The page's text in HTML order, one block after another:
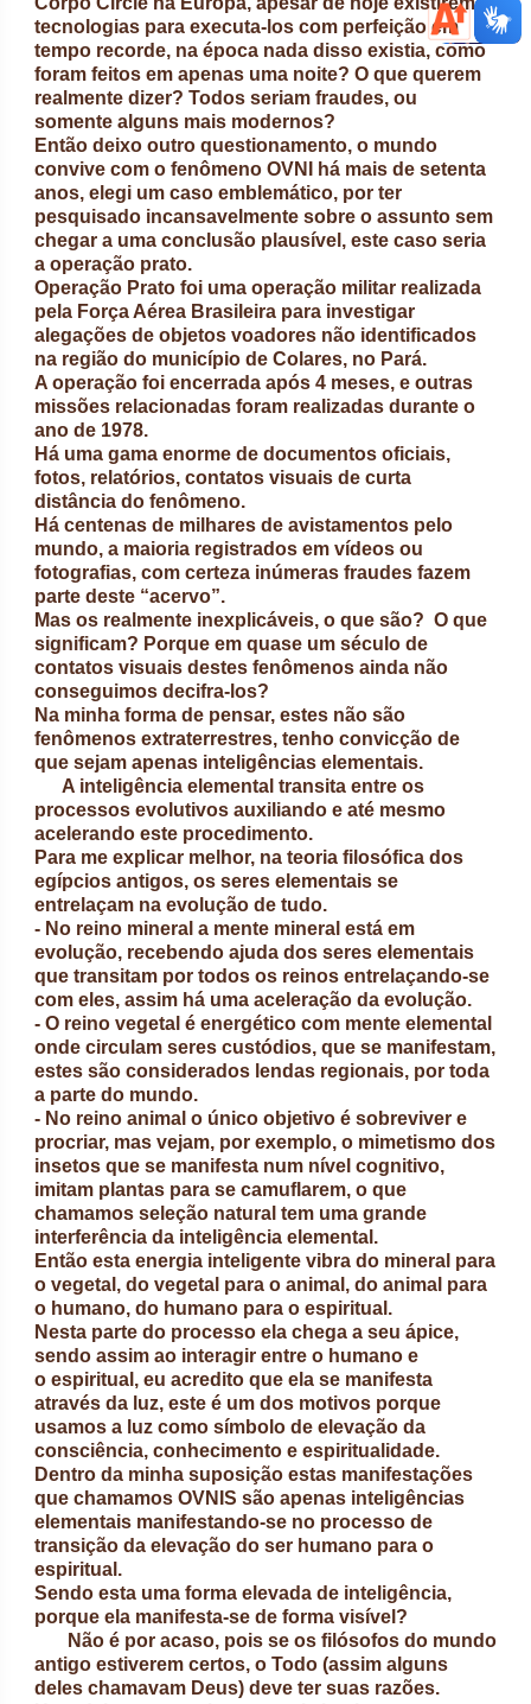
tecnologias para executa-los com perfeição em
tempo recorde, na época nada disso existia, como
foram feitos em apenas uma noite? O que querem
realmente dizer? Todos seriam fraudes, ou
somente alguns mais modernos?
Então deixo outro questionamento, o mundo
convive com o fenômeno OVNI há mais de setenta
anos, elegi um caso emblemático, por ter
pesquisado incansavelmente sobre o assunto sem
chegar a uma conclusão plausível, este caso seria
a operação prato.
Operação Prato foi uma operação militar realizada
pela Força Aérea Brasileira para investigar
alegações de objetos voadores não identificados
na região do município de Colares, no Pará.
A operação foi encerrada após 4 meses, e outras
missões relacionadas foram realizadas durante o
ano de 1978.
Há uma gama enorme de documentos oficiais,
fotos, relatórios, contatos visuais de curta
distância do fenômeno.
Há centenas de milhares de avistamentos pelo
mundo, a maioria registrados em vídeos ou
fotografias, com certeza inúmeras fraudes fazem
parte deste “acervo”.
Mas os realmente inexplicáveis, o que são? O que
significam? Porque em quase um século de
contatos visuais destes fenômenos ainda não
conseguimos decifra-los?
Na minha forma de pensar, estes não são
fenômenos extraterrestres, tenho convicção de
que sejam apenas inteligências elementais.
A inteligência elemental transita entre os
processos evolutivos auxiliando e até mesmo
acelerando este procedimento.
Para me explicar melhor, na teoria filosófica dos
egípcios antigos, os seres elementais se
entrelaçam na evolução de tudo.
- No reino mineral a mente mineral está em
evolução, recebendo ajuda dos seres elementais
que transitam por todos os reinos entrelaçando-se
com eles, assim há uma aceleração da evolução.
- O reino vegetal é energético com mente elemental
onde circulam seres custódios, que se manifestam,
estes são considerados lendas regionais, por toda
a parte do mundo.
- No reino animal o único objetivo é sobreviver e
procriar, mas vejam, por exemplo, o mimetismo dos
insetos que se manifesta num nível cognitivo,
imitam plantas para se camuflarem, o que
chamamos seleção natural tem uma grande
interferência da inteligência elemental.
Então esta energia inteligente vibra do mineral para
o vegetal, do vegetal para o animal, do animal para
o humano, do humano para o espiritual.
Nesta parte do processo ela chega a seu ápice,
sendo assim ao interagir entre o humano e
o espiritual, eu acredito que ela se manifesta
através da luz, este é um dos motivos porque
usamos a luz como símbolo de elevação da
consciência, conhecimento e espiritualidade.
Dentro da minha suposição estas manifestações
que chamamos OVNIS são apenas inteligências
elementais manifestando-se no processo de
transição da elevação do ser humano para o
espiritual.
Sendo esta uma forma elevada de inteligência,
porque ela manifesta-se de forma visível?
Não é por acaso, pois se os filósofos do mundo
antigo estiverem certos, o Todo (assim alguns
deles chamavam Deus) deve ter suas razões.